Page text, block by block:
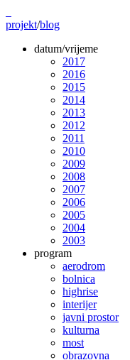
projekt/blog
datum/vrijeme
2017
2016
2015
2014
2013
2012
2011
2010
2009
2008
2007
2006
2005
2004
2003
program
aerodrom
bolnica
highrise
interijer
javni prostor
kulturna
most
obrazovna